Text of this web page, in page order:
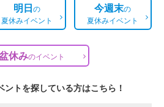
明日の
夏休みイベント
今週末の
夏休みイベント
休みのイベント
トを探している方はこちら！